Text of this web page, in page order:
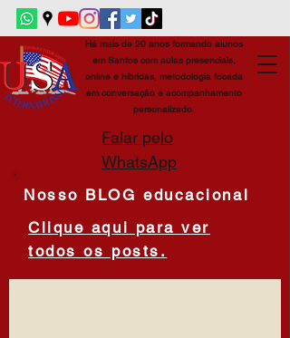
Há mais de 20 anos formando alunos
em Santos com aulas presenciais,
online e híbridas, metodologia focada
em conversação e acompanhamento
personalizado.
Falar pelo
WhatsApp
Nosso BLOG educacional
Clique aqui para ver
todos os posts.